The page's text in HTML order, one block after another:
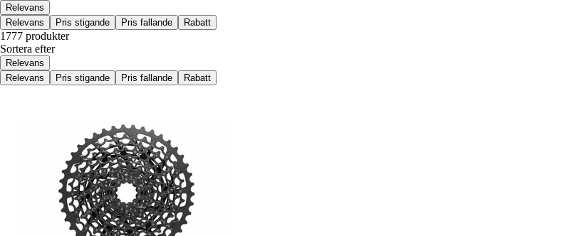
Relevans
Relevans
Pris stigande Pris fallande Rabatt
1777 produkter
Sortera efter
Relevans
Relevans
Pris stigande Pris fallande Rabatt